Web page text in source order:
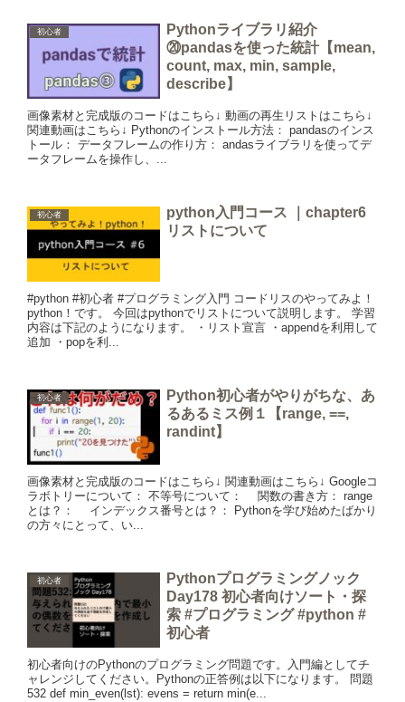
初心者
Pythonライブラリ紹介
⑳pandasを使った統計【mean,
count, max, min, sample,
describe】
画像素材と完成版のコードはこちら↓ 動画の再生リストはこちら↓
関連動画はこちら↓ Pythonのインストール方法： pandasのインス
トール： データフレームの作り方： andasライブラリを使ってデ
ータフレームを操作し、...
初心者
python入門コース ｜chapter6
リストについて
#python #初心者 #プログラミング入門 コードリスのやってみよ！
python！です。 今回はpythonでリストについて説明します。 学習
内容は下記のようになります。 ・リスト宣言 ・appendを利用して
追加 ・popを利...
初心者
Python初心者がやりがちな、あ
るあるミス例１【range, ==,
randint】
画像素材と完成版のコードはこちら↓ 関連動画はこちら↓ Googleコ
ラボトリーについて： 不等号について： 関数の書き方： range
とは？： インデックス番号とは？： Pythonを学び始めたばかり
の方々にとって、い...
初心者
Pythonプログラミングノック
Day178 初心者向けソート・探
索 #プログラミング #python #
初心者
初心者向けのPythonのプログラミング問題です。入門編としてチ
ャレンジしてください。Pythonの正答例は以下になります。 問題
532 def min_even(lst): evens = return min(e...